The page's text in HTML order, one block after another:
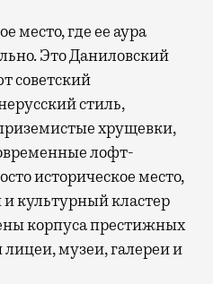
место, где ее аура
Это Даниловский
советский
стиль,
хрущевки,
лофт-
историческое место,
культурный кластер
корпуса престижных
музеи, галереи и